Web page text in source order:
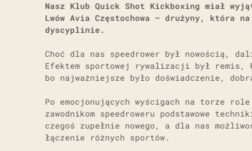
Nasz Klub Quick Shot Kickboxing miał
Lwów Avia Częstochowa – drużyny, która
dyscyplinie.
Choć dla nas speedrower był nowością,
Efektem sportowej rywalizacji był remis,
bo najważniejsze było doświadczenie,
Po emocjonujących wyścigach na torze
zawodnikom speedroweru podstawowe
czegoś zupełnie nowego, a dla nas
łączenie różnych sportów.